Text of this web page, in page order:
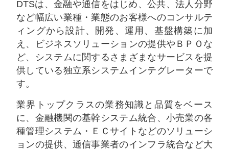
DTSは、金融や通信をはじめ、公共、法人分野
など幅広い業種・業態のお客様へのコンサルテ
ィングから設計、開発、運用、基盤構築に加
え、ビジネスソリューションの提供やＢＰＯな
ど、システムに関するさまざまなサービスを提
供している独立系システムインテグレーターで
す。
業界トップクラスの業務知識と品質をベース
に、金融機関の基幹システム統合、小売業の各
種管理システム・ＥＣサイトなどのソリューシ
ョンの提供、通信事業者のインフラ統合など大